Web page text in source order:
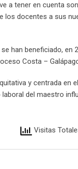
a tener en cuenta
los docentes a sus
han beneficiado, en
Costa –
y centrada en el
del maestro
Visitas